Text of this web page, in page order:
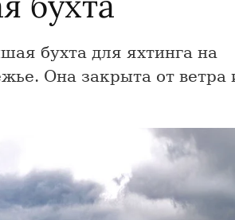
бухта для яхтинга на
Она закрыта от ветра